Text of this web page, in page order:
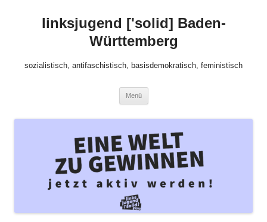
springenlinksjugend ['solid] Baden-
Württemberg
sozialistisch, antifaschistisch, basisdemokratisch, feministisch
Menü